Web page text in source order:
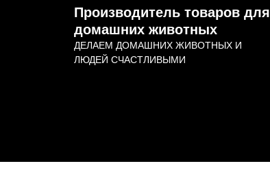
Производитель товаров для
домашних животных
ДЕЛАЕМ ДОМАШНИХ ЖИВОТНЫХ И
ЛЮДЕЙ СЧАСТЛИВЫМИ